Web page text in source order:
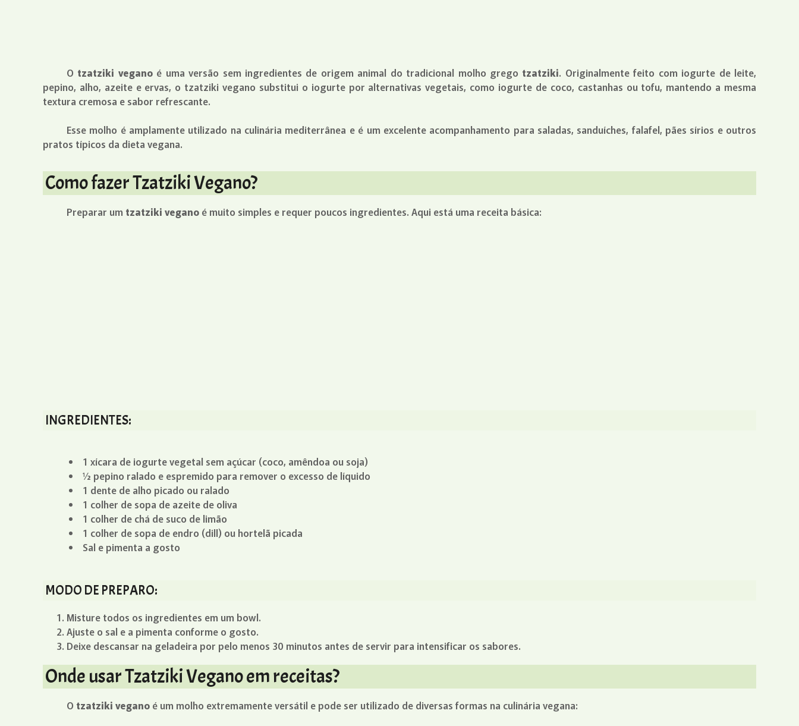
O tzatziki veganoé uma versão sem ingredientes de origem animal do tradicional molho grego tzatziki. Originalmente feito com iogurte de leite,
pepino, alho, azeite e ervas, o tzatziki vegano substitui o iogurte por alternativas vegetais, como iogurte de coco, castanhas ou tofu, mantendo a mesma
textura cremosa e sabor refrescante.
Esse molho é amplamente utilizado na culinária mediterrânea e é um excelente acompanhamento para saladas, sanduíches, falafel, pães sírios e outros
pratos típicos da dieta vegana.
Como fazer Tzatziki Vegano?
Preparar um tzatziki vegano é muito simples e requer poucos ingredientes. Aqui está uma receita básica:
INGREDIENTES:
1 xícara de iogurte vegetal sem açúcar (coco, amêndoa ou soja)
½ pepino ralado e espremido para remover o excesso de líquido
1 dente de alho picado ou ralado
1 colher de sopa de azeite de oliva
1 colher de chá de suco de limão
1 colher de sopa de endro (dill) ou hortelã picada
Sal e pimenta a gosto
MODO DE PREPARO:
Misture todos os ingredientes em um bowl.
Ajuste o sal e a pimenta conforme o gosto.
Deixe descansar na geladeira por pelo menos 30 minutos antes de servir para intensificar os sabores.
Onde usar Tzatziki Vegano em receitas?
O tzatziki vegano é um molho extremamente versátil e pode ser utilizado de diversas formas na culinária vegana: